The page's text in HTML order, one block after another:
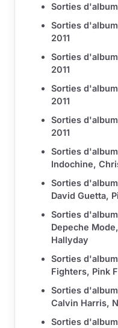
Sorties
Sorties
2011
Sorties
2011
Sorties
2011
Sorties
2011
Sorties
Indochine,
Sorties
David Guetta,
Sorties
Depeche
Hallyday
Sorties
Fighters, Pink
Sorties
Calvin Harris,
Sorties